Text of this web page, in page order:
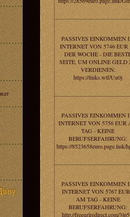
PASSIVES EINKOMMEN
INTERNET VON 5746 EUR
DER WOCHE - DIE
SEITE, UM ONLINE GELD
VERDIENEN:
https://links.wtf/Uu0j
PASSIVES EINKOMMEN
INTERNET VON 5756 EUR
TAG - KEINE
BERUFSERFAHRUNG:
https://8523658euro.page.link/
PASSIVES EINKOMMEN
INTERNET VON 5767
AM TAG - KEINE
BERUFSERFAHRUNG:
http://freeurlredirect.com/